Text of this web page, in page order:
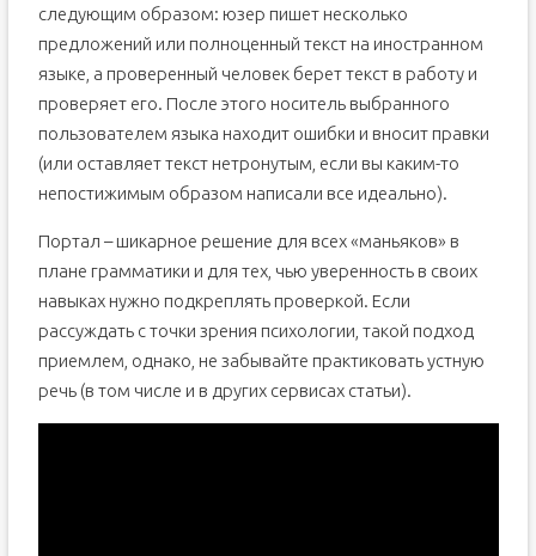
следующим образом: юзер пишет несколько
предложений или полноценный текст на иностранном
языке, а проверенный человек берет текст в работу и
проверяет его. После этого носитель выбранного
пользователем языка находит ошибки и вносит правки
(или оставляет текст нетронутым, если вы каким-то
непостижимым образом написали все идеально).
Портал – шикарное решение для всех «маньяков» в
плане грамматики и для тех, чью уверенность в своих
навыках нужно подкреплять проверкой. Если
рассуждать с точки зрения психологии, такой подход
приемлем, однако, не забывайте практиковать устную
речь (в том числе и в других сервисах статьи).